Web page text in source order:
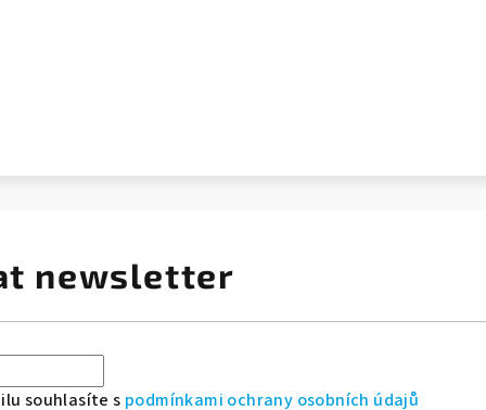
newsletter
souhlasíte s podmínkami ochrany osobních údajů